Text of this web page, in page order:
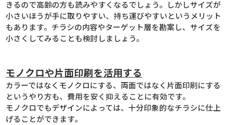
きるので高齢の方も読みやすくなるでしょう。しかしサイズが
小さいほうが手に取りやすい、持ち運びやすいというメリット
もあります。チラシの内容やターゲット層を勘案し、サイズを
小さくしてみることも検討しましょう。
モノクロや片面印刷を活用する
カラーではなくモノクロにする、両面ではなく片面印刷にする
というやり方も、費用を安く抑えることに有効です。
モノクロでもデザインによっては、十分印象的なチラシに仕上
げることができます。